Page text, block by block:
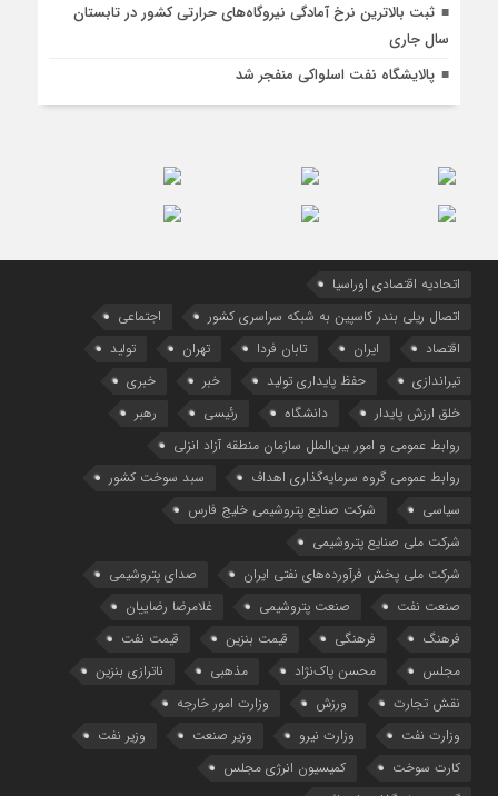
ثبت بالاترین نرخ آمادگی نیروگاه‌های حرارتی کشور در تابستان
سال جاری
پالایشگاه نفت اسلواکی منفجر شد
اتحادیه اقتصادی اوراسیا
اتصال ریلی بندر کاسپین به شبکه سراسری کشور
اجتماعی
اقتصاد
ایران تابان فردا تهران
تولید
تیراندازی
حفظ پایداری تولید خبر
خبری
خلق ارزش پایدار
دانشگاه رئیسی
رهبر
روابط عمومی و امور بین‌الملل سازمان منطقه آزاد انزلی
روابط عمومی گروه سرمایه‌گذاری اهداف
سبد سوخت کشور
سیاسی
شرکت صنایع پتروشیمی خلیج فارس
شرکت ملی صنایع پتروشیمی
شرکت ملی پخش فرآورده‌های نفتی ایران
صدای پتروشیمی
صنعت نفت
صنعت پتروشیمی
غلامرضا رضاییان
فرهنگ
فرهنگی قیمت بنزین
قیمت نفت
مجلس
محسن پاک‌نژاد مذهبی
ناترازی بنزین
نقش تجارت
ورزش
وزارت امور خارجه
وزارت نفت
وزارت نیرو وزیر صنعت
وزیر نفت
کارت سوخت
کمیسیون انرژی مجلس